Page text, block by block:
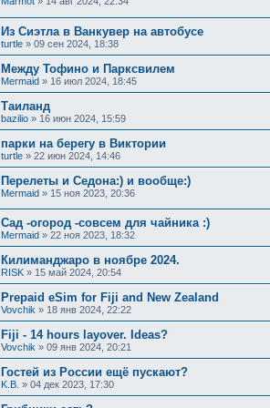
Из Сиэтла в Ванкувер на автобусе
turtle » 09 сен 2024, 18:38
Между Тофино и Парксвилем
Mermaid » 16 июл 2024, 18:45
Таиланд
bazilio » 16 июн 2024, 15:59
парки на берегу в Виктории
turtle » 22 июн 2024, 14:46
Перелеты и Седона:) и вообще:)
Mermaid » 15 ноя 2023, 20:36
Сад -огород -совсем для чайника :)
Mermaid » 22 ноя 2023, 18:32
Килиманджаро в ноябре 2024.
RISK » 15 май 2024, 20:54
Prepaid eSim for Fiji and New Zealand
Vovchik » 18 янв 2024, 22:22
Fiji - 14 hours layover. Ideas?
Vovchik » 09 янв 2024, 20:21
Гостей из России ещё пускают?
K.B. » 04 дек 2023, 17:30